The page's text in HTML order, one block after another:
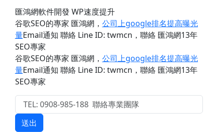
匯鴻網軟件開發 WP速度提升
谷歌SEO的專家 匯鴻網 ， 公司上google排名提高曝光
量Email通知 聯絡 Line ID: twmcn ，聯絡 匯鴻網13年
SEO專家
谷歌SEO的專家 匯鴻網 ， 公司上google排名提高曝光
量Email通知 聯絡 Line ID: twmcn ，聯絡 匯鴻網13年
SEO專家
送出